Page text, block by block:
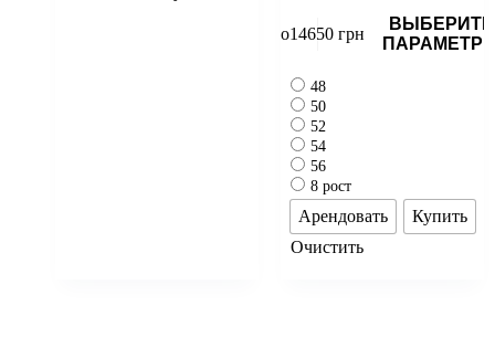
до14650 грн
ВЫБЕРИТЕ
48
50
52
54
56
8 рост
Арендовать
Купить
Очистить